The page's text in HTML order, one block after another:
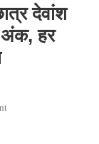
देवांश
अंक, हर
On